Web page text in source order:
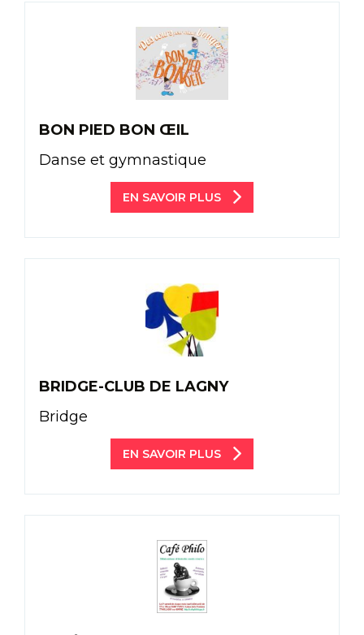
BON PIED BON ŒIL
Danse et gymnastique
EN SAVOIR PLUS
BRIDGE-CLUB DE LAGNY
Bridge
EN SAVOIR PLUS